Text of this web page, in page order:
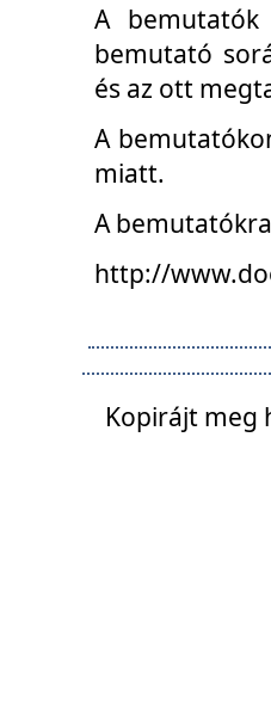
A
bemutató
és az ott
A
miatt.
A
http://
Kopirájt meg